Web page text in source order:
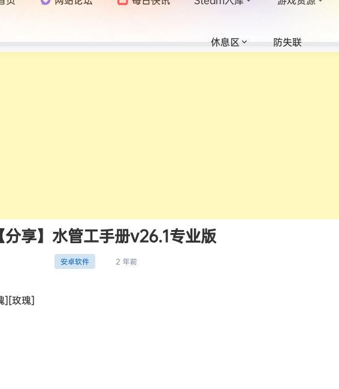
休息区 防失联
【分享】水管工手册v26.1专业版
安卓软件 2 年前
][玫瑰]